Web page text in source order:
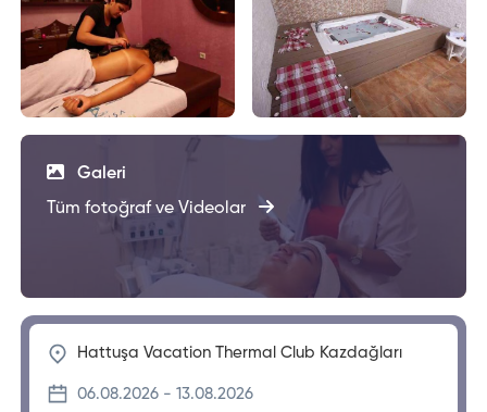
Galeri
Tüm fotoğraf ve Videolar